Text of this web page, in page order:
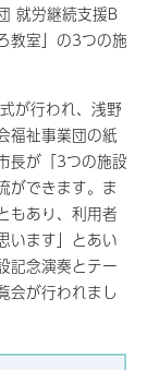
就労継続支援B
教室」の3つの施
が行われ、浅野
福祉事業団の紙
長が「3つの施設
ができます。ま
もあり、利用者
います」とあい
記念演奏とテー
会が行われまし